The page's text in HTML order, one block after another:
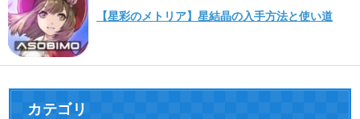
【星彩のメトリア】星結晶の入手方法と使い道
カテゴリ